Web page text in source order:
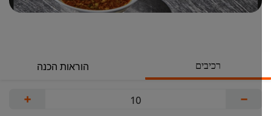
רכיבים הוראות הכנה